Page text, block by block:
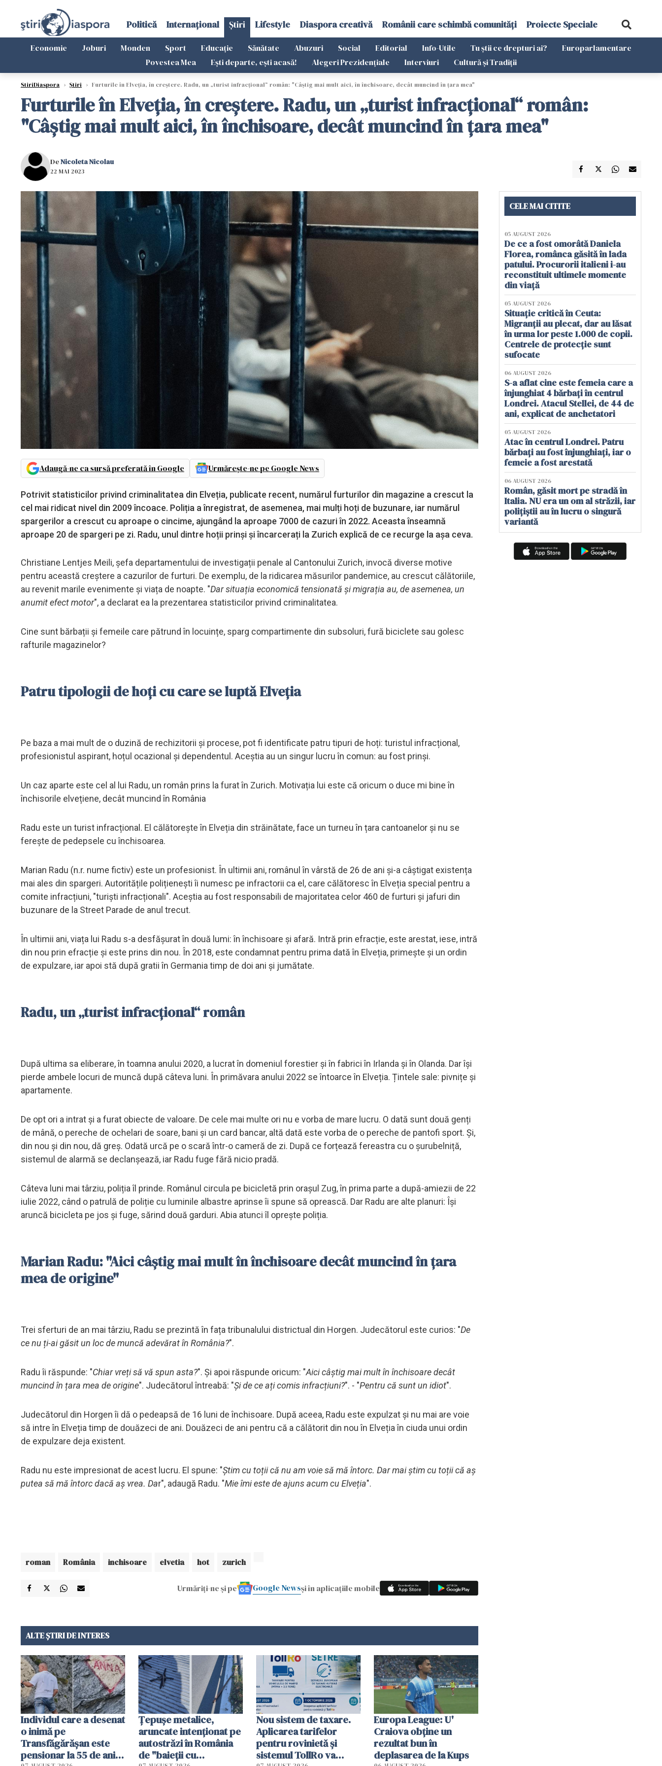
Politică Internațional Știri Lifestyle Diaspora creativă Românii care schimbă comunități Proiecte Speciale
Economie Joburi Monden Sport Educație Sănătate Abuzuri Social Editorial Info-Utile Tu știi ce drepturi ai?
Europarlamentare
Povestea Mea
Ești departe, ești acasă! Alegeri Prezidențiale Interviuri Cultură și Tradiții
StiriDiaspora › Știri › Furturile în Elveția, în creștere. Radu, un „turist infracțional“ român: "Câștig mai mult aici, în închisoare, decât muncind în țara mea"
Furturile în Elveția, în creștere. Radu, un „turist infracțional“ român:
"Câștig mai mult aici, în închisoare, decât muncind în țara mea"
DeNicoleta Nicolau
22 MAI 2023
Adaugă-ne ca sursă preferată în Google Urmărește-ne pe Google News
Potrivit statisticilor privind criminalitatea din Elveția, publicate recent, numărul furturilor din magazine a crescut la
cel mai ridicat nivel din 2009 încoace. Poliția a înregistrat, de asemenea, mai mulți hoți de buzunare, iar numărul
spargerilor a crescut cu aproape o cincime, ajungând la aproape 7000 de cazuri în 2022. Aceasta înseamnă
aproape 20 de spargeri pe zi. Radu, unul dintre hoții prinși și încarcerați la Zurich explică de ce recurge la așa ceva.
Christiane Lentjes Meili, șefa departamentului de investigații penale al Cantonului Zurich, invocă diverse motive
pentru această creștere a cazurilor de furturi. De exemplu, de la ridicarea măsurilor pandemice, au crescut călătoriile,
au revenit marile evenimente și viața de noapte. "Dar situația economică tensionată și migrația au, de asemenea, un
anumit efect motor", a declarat ea la prezentarea statisticilor privind criminalitatea.
Cine sunt bărbații și femeile care pătrund în locuințe, sparg compartimente din subsoluri, fură biciclete sau golesc
rafturile magazinelor?
Patru tipologii de hoți cu care se luptă Elveția
Pe baza a mai mult de o duzină de rechizitorii și procese, pot fi identificate patru tipuri de hoți: turistul infracțional,
profesionistul aspirant, hoțul ocazional și dependentul. Aceștia au un singur lucru în comun: au fost prinși.
Un caz aparte este cel al lui Radu, un român prins la furat în Zurich. Motivația lui este că oricum o duce mi bine în
închisorile elvețiene, decât muncind în România
Radu este un turist infracțional. El călătorește în Elveția din străinătate, face un turneu în țara cantoanelor și nu se
ferește de pedepsele cu închisoarea.
Marian Radu (n.r. nume fictiv) este un profesionist. În ultimii ani, românul în vârstă de 26 de ani și-a câștigat existența
mai ales din spargeri. Autoritățile polițienești îi numesc pe infractorii ca el, care călătoresc în Elveția special pentru a
comite infracțiuni, "turiști infracționali". Aceștia au fost responsabili de majoritatea celor 460 de furturi și jafuri din
buzunare de la Street Parade de anul trecut.
În ultimii ani, viața lui Radu s-a desfășurat în două lumi: în închisoare și afară. Intră prin efracție, este arestat, iese, intră
din nou prin efracție și este prins din nou. În 2018, este condamnat pentru prima dată în Elveția, primește și un ordin
de expulzare, iar apoi stă după gratii în Germania timp de doi ani și jumătate.
Radu, un „turist infracțional“ român
După ultima sa eliberare, în toamna anului 2020, a lucrat în domeniul forestier și în fabrici în Irlanda și în Olanda. Dar își
pierde ambele locuri de muncă după câteva luni. În primăvara anului 2022 se întoarce în Elveția. Țintele sale: pivnițe și
apartamente.
De opt ori a intrat și a furat obiecte de valoare. De cele mai multe ori nu e vorba de mare lucru. O dată sunt două genți
de mână, o pereche de ochelari de soare, bani și un card bancar, altă dată este vorba de o pereche de pantofi sport. Și,
din nou și din nou, dă greș. Odată urcă pe o scară într-o cameră de zi. După ce forțează fereastra cu o șurubelniță,
sistemul de alarmă se declanșează, iar Radu fuge fără nicio pradă.
Câteva luni mai târziu, poliția îl prinde. Românul circula pe bicicletă prin orașul Zug, în prima parte a după-amiezii de 22
iulie 2022, când o patrulă de poliție cu luminile albastre aprinse îi spune să oprească. Dar Radu are alte planuri: Își
aruncă bicicleta pe jos și fuge, sărind două garduri. Abia atunci îl oprește poliția.
Marian Radu: "Aici câștig mai mult în închisoare decât muncind în țara
mea de origine"
Trei sferturi de an mai târziu, Radu se prezintă în fața tribunalului districtual din Horgen. Judecătorul este curios: "De
ce nu ți-ai găsit un loc de muncă adevărat în România?".
Radu îi răspunde: "Chiar vreți să vă spun asta?". Și apoi răspunde oricum: "Aici câștig mai mult în închisoare decât
muncind în țara mea de origine". Judecătorul întreabă: "Și de ce ați comis infracțiuni?". - "Pentru că sunt un idiot".
Judecătorul din Horgen îi dă o pedeapsă de 16 luni de închisoare. După aceea, Radu este expulzat și nu mai are voie
să intre în Elveția timp de douăzeci de ani. Douăzeci de ani pentru că a călătorit din nou în Elveția în ciuda unui ordin
de expulzare deja existent.
Radu nu este impresionat de acest lucru. El spune: "Știm cu toții că nu am voie să mă întorc. Dar mai știm cu toții că aș
putea să mă întorc dacă aș vrea. Dar", adaugă Radu. "Mie îmi este de ajuns acum cu Elveția".
roman România inchisoare elvetia hot zurich
Urmăriți-ne și pe Google Newsși în aplicațiile mobile
ALTE ȘTIRI DE INTERES
Individul care a desenat
o inimă pe
Transfăgărășan este
pensionar la 55 de ani.
Țepușe metalice,
aruncate intenționat pe
autostrăzi în România
de "baieții cu
Nou sistem de taxare.
Aplicarea tarifelor
pentru rovinietă şi
sistemul TollRo va
Europa League: U'
Craiova obține un
rezultat bun în
deplasarea de la Kups
CELE MAI CITITE
05 AUGUST 2026
De ce a fost omorâtă Daniela
Florea, românca găsită în lada
patului. Procurorii italieni i-au
reconstituit ultimele momente
din viață
05 AUGUST 2026
Situație critică în Ceuta:
Migranții au plecat, dar au lăsat
în urma lor peste 1.000 de copii.
Centrele de protecție sunt
sufocate
06 AUGUST 2026
S-a aflat cine este femeia care a
înjunghiat 4 bărbați în centrul
Londrei. Atacul Stellei, de 44 de
ani, explicat de anchetatori
05 AUGUST 2026
Atac în centrul Londrei. Patru
bărbați au fost înjunghiați, iar o
femeie a fost arestată
06 AUGUST 2026
Român, găsit mort pe stradă în
Italia. NU era un om al străzii, iar
polițiștii au în lucru o singură
variantă